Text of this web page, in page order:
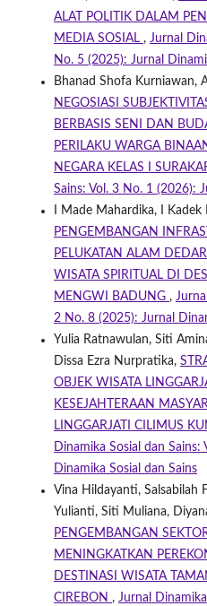
ALAT POLITIK DALAM
MEDIA SOSIAL , Jurnal
No. 5 (2025): Jurnal
Bhanad Shofa Kurniawan,
NEGOSIASI
BERBASIS SENI DAN
PERILAKU WARGA
NEGARA KELAS I
Sains: Vol. 3 No. 1 (2026):
I Made Mahardika, I
PENGEMBANGAN
PELUKATAN ALAM
WISATA SPIRITUAL DI
MENGWI BADUNG ,
2 No. 8 (2025): Jurnal
Yulia Ratnawulan, Siti
Dissa Ezra Nurpratika,
OBJEK WISATA
KESEJAHTERAAN
LINGGARJATI CILIMUS
Dinamika Sosial dan Sains:
Dinamika Sosial dan Sains
Vina Hildayanti, Salsabilah
Yulianti, Siti Muliana,
PENGEMBANGAN
MENINGKATKAN
DESTINASI WISATA
CIREBON , Jurnal